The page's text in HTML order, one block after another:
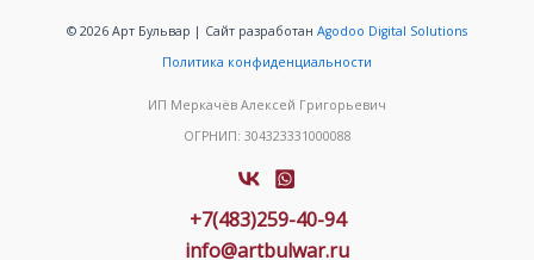
© 2026 Арт Бульвар | Сайт разработан Agodoo Digital Solutions
Политика конфиденциальности
ИП Меркачёв Алексей Григорьевич
ОГРНИП: 304323331000088
+7(483)259-40-94
info@artbulwar.ru